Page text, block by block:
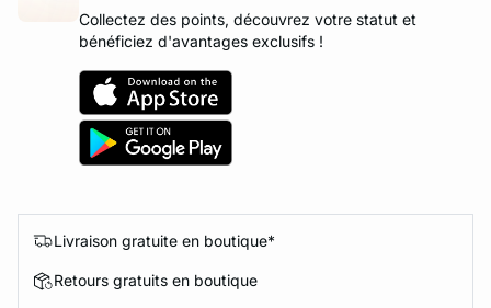
Collectez des points, découvrez votre statut et
bénéficiez d'avantages exclusifs !
Livraison gratuite en boutique*
Retours gratuits en boutique